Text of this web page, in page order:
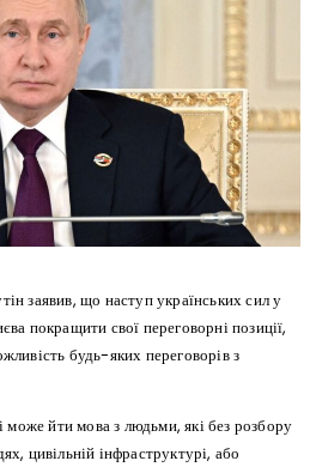
заявив, що наступ українських сил у
покращити свої переговорні позиції,
будь-яких переговорів з
може йти мова з людьми, які без розбору
цивільній інфраструктурі, або